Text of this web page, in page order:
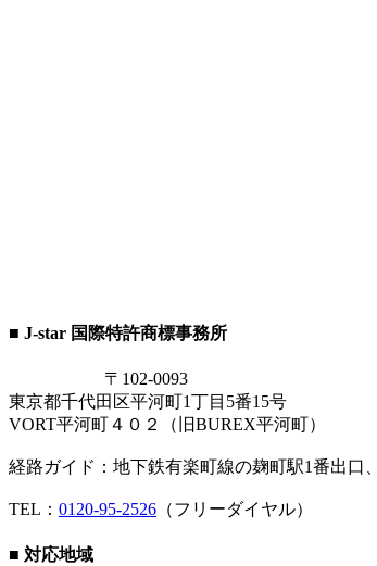
■ J-star 国際特許商標事務所
〒102-0093
東京都千代田区平河町1丁目5番15号
VORT平河町４０２（旧BUREX平河町）
経路ガイド：地下鉄有楽町線の麹町駅1番出口
TEL： 0120-95-2526 （フリーダイヤル）
■ 対応地域